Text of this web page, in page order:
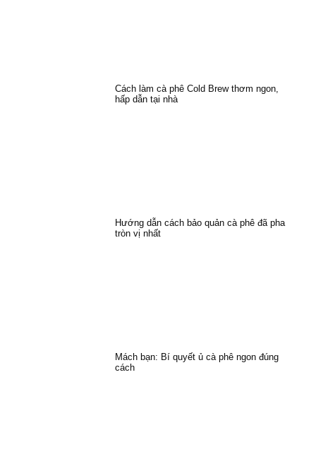
Cách làm cà phê Cold Brew thơm ngon,
hấp dẫn tại nhà
Hướng dẫn cách bảo quản cà phê đã pha
tròn vị nhất
Mách bạn: Bí quyết ủ cà phê ngon đúng
cách